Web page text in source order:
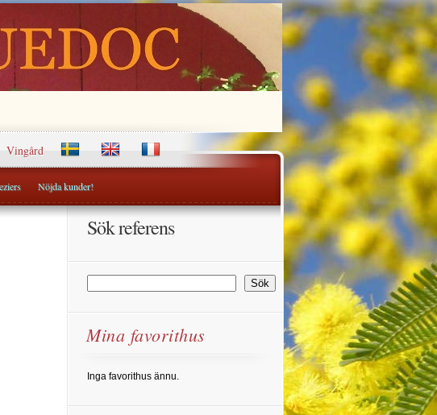
Vingård
Nöjda kunder!
Sök referens
Sök
Mina favorithus
Inga favorithus ännu.